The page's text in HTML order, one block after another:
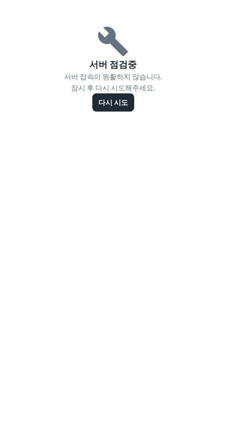
서버 점검중
서버 접속이 원활하지 않습니다.
잠시 후 다시 시도해주세요.
다시 시도